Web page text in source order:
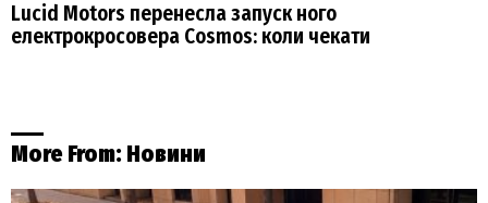
Lucid Motors перенесла запуск ного
електрокросовера Cosmos: коли чекати
More From: Новини